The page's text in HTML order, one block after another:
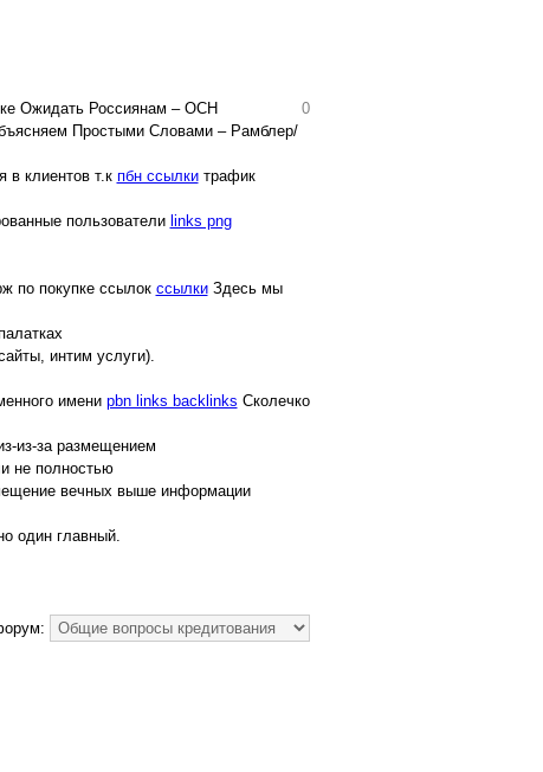
0
Ожидать Россиянам – ОСН
Простыми Словами – Рамблер/
в клиентов т.к пбн ссылкитрафик
пользователи links png
по покупке ссылок ссылкиЗдесь мы
интим услуги).
имени pbn links backlinks Сколечко
из-за размещением
не полностью
вечных выше информации
один главный.